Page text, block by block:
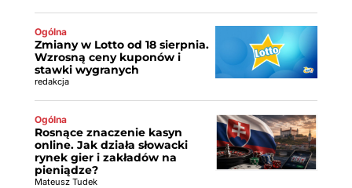
Ogólna
Zmiany w Lotto od 18 sierpnia.
Wzrosną ceny kuponów i
stawki wygranych
redakcja
Ogólna
Rosnące znaczenie kasyn
online. Jak działa słowacki
rynek gier i zakładów na
pieniądze?
Mateusz Tudek